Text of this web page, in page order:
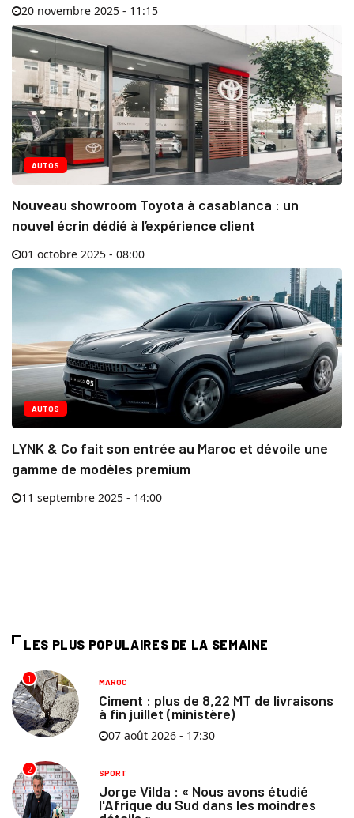
20 novembre 2025 - 11:15
AUTOS
Nouveau showroom Toyota à casablanca : un
nouvel écrin dédié à l’expérience client
01 octobre 2025 - 08:00
AUTOS
LYNK & Co fait son entrée au Maroc et dévoile une
gamme de modèles premium
11 septembre 2025 - 14:00
LES PLUS POPULAIRES DE LA SEMAINE
1 MAROC
Ciment : plus de 8,22 MT de livraisons
à fin juillet (ministère)
07 août 2026 - 17:30
2 SPORT
Jorge Vilda : « Nous avons étudié
l'Afrique du Sud dans les moindres